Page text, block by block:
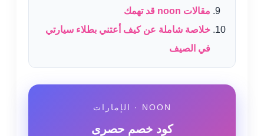
مقالات noon قد تهمك
خلاصة شاملة عن كيف أعتني بطلاء سيارتي
في الصيف
NOON · الإمارات
كود خصم حصرى